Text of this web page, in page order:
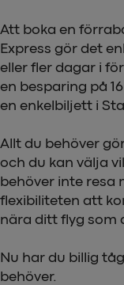
Att boka en
Express gör det
eller fler dagar i
en besparing på
en enkelbiljett i
Allt du behöver
och du kan välja
behöver inte resa
flexibiliteten att
nära ditt flyg som
Nu har du billig
behöver.